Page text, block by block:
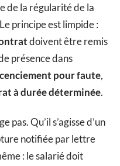
de la régularité de la
principe est limpide :
doivent être remis
présence dans
pour faute,
à durée déterminée.
pas. Qu’il s’agisse d’un
notifiée par lettre
: le salarié doit